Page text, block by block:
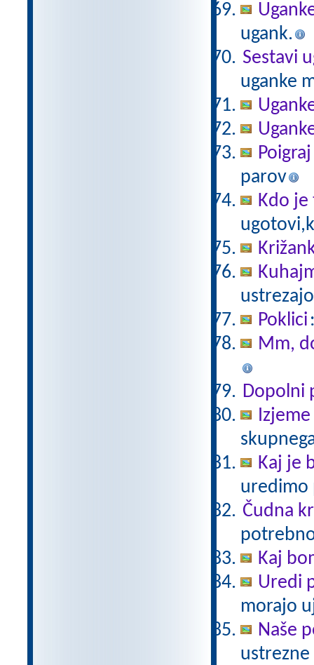
ugank.
Sestavi
uganke
parov
Kdo je
Poklici
Mm,
Dopolni
Izjeme
Kaj je
uredimo
Čudna
Kaj
Uredi
morajo
Naše
ustrezne